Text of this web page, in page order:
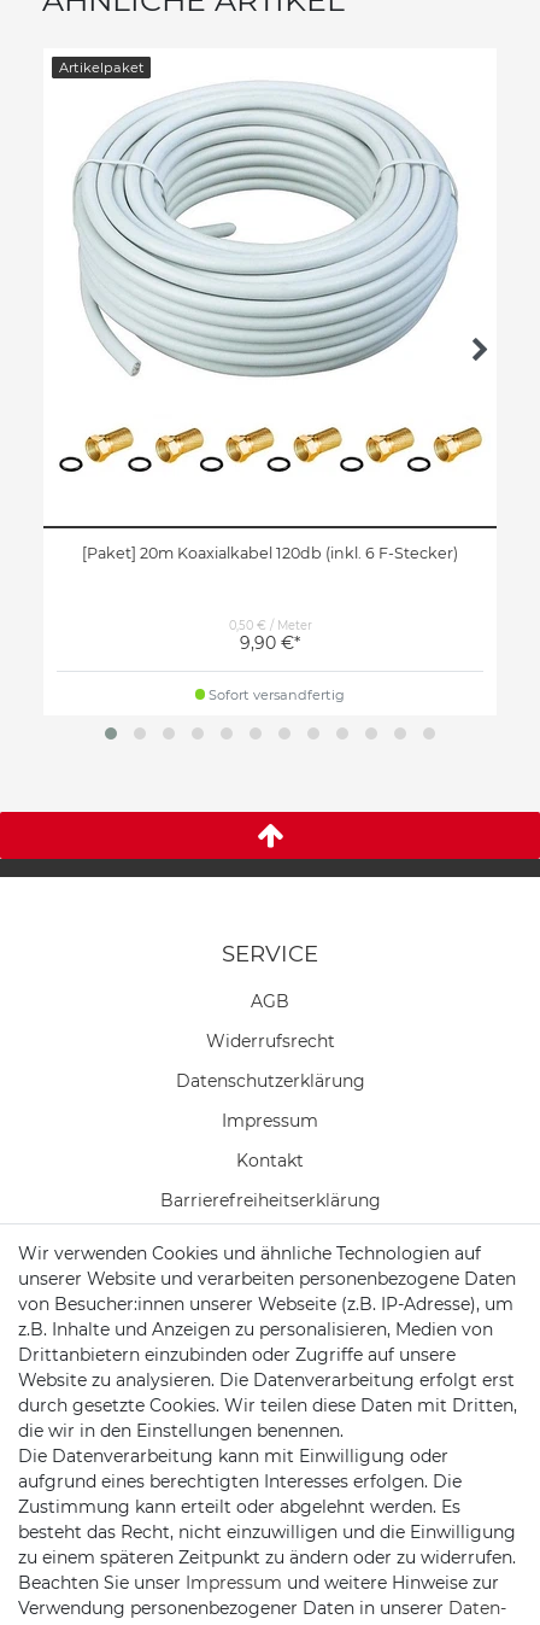
Artikelpaket
[Paket] 20m Koaxialkabel 120db (inkl. 6 F-Stecker)
0,50 € / Meter
9,90 €*
Sofort versandfertig
SERVICE
AGB
Widerrufs­recht
Daten­schutz­erklärung
Impressum
Kontakt
Barrierefreiheitserklärung
Vertrag widerrufen
Batterieentsorgung
Versand/ Zahlung
KONTAKT
Telefon:0451/29360810
Mail:info@netshop25.de
Wir verwenden Cookies und ähnliche Technologien auf
unserer Website und verarbeiten personenbezogene Daten
von Besucher:innen unserer Webseite (z.B. IP-Adresse), um
z.B. Inhalte und Anzeigen zu personalisieren, Medien von
Drittanbietern einzubinden oder Zugriffe auf unsere
Website zu analysieren. Die Datenverarbeitung erfolgt erst
durch gesetzte Cookies. Wir teilen diese Daten mit Dritten,
die wir in den Einstellungen benennen.
Die Datenverarbeitung kann mit Einwilligung oder
aufgrund eines berechtigten Interesses erfolgen. Die
Zustimmung kann erteilt oder abgelehnt werden. Es
besteht das Recht, nicht einzuwilligen und die Einwilligung
zu einem späteren Zeitpunkt zu ändern oder zu widerrufen.
Beachten Sie unser Impressum und weitere Hinweise zur
Verwendung personenbezogener Daten in unserer Daten­